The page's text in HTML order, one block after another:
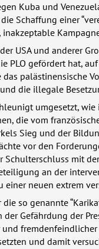
Kuba und
Schaffung einer
USAund anderer
PLO gefördert hat,
palästinensische
die illegale
umgesetzt, wie
die vom
Sieg und der
vor den
Schulterschluss mit
an der
neuen extrem
so genannte
Gefährdung der
und damit